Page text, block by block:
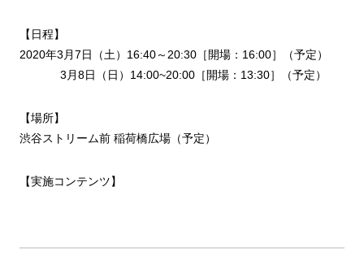
【日程】
2020年3月7日（土）16:40～20:30［開場：16:00］（予定）
3月8日（日）14:00~20:00［開場：13:30］（予定）
【場所】
渋谷ストリーム前 稲荷橋広場（予定）
【実施コンテンツ】